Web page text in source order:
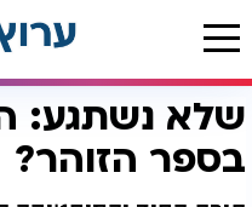
דף הבית יהדות מיסטיקה וקבלה
שלא נשתגע:
בספר הזוהר?